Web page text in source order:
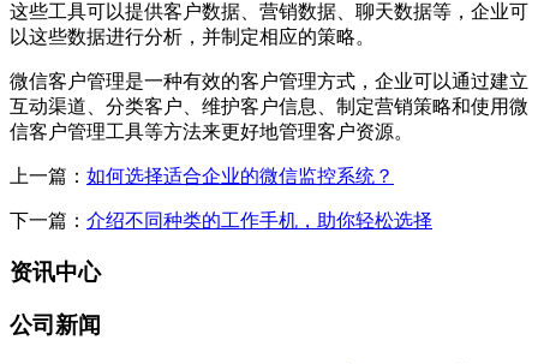
这些工具可以提供客户数据、营销数据、聊天数据等，企业可
以这些数据进行分析，并制定相应的策略。
微信客户管理是一种有效的客户管理方式，企业可以通过建立
互动渠道、分类客户、维护客户信息、制定营销策略和使用微
信客户管理工具等方法来更好地管理客户资源。
上一篇： 如何选择适合企业的微信监控系统？
下一篇： 介绍不同种类的工作手机，助你轻松选择
资讯中心
公司新闻